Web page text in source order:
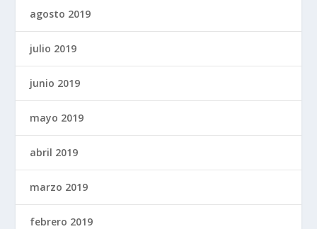
agosto 2019
julio 2019
junio 2019
mayo 2019
abril 2019
marzo 2019
febrero 2019